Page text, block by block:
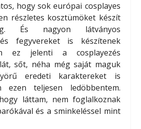
hogy sok európai cosplayes
részletes kosztümöket készít
És nagyon látványos
fegyvereket is készítenek
ez jelenti a cosplayezés
sőt, néha még saját maguk
eredeti karaktereket is
ezen teljesen ledöbbentem.
láttam, nem foglalkoznak
és a sminkeléssel mint